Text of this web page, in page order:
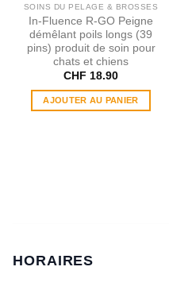
SOINS DU PELAGE & BROSSES
In​-​Fluence R​-​GO Peigne
démêlant poils longs (39
pins) produit de soin pour
chats et chiens
CHF 18.90
AJOUTER AU PANIER
HORAIRES